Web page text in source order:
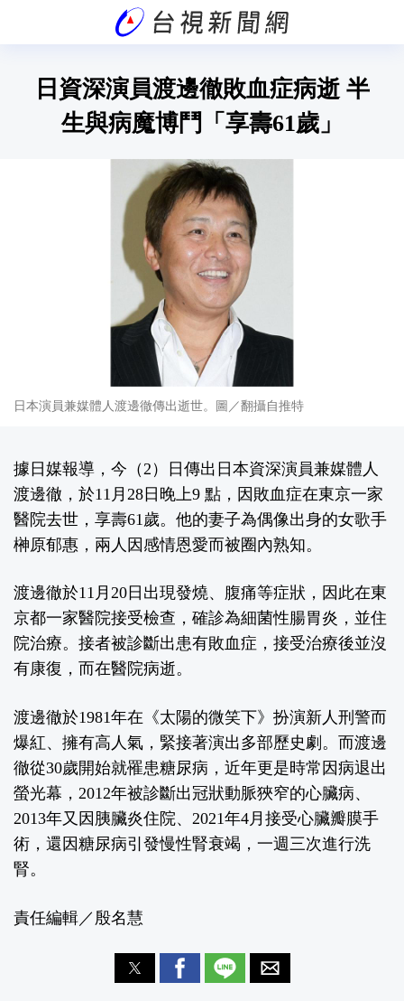
日資深演員渡邊徹敗血症病逝 半
生與病魔博鬥「享壽61歲」
日本演員兼媒體人渡邊徹傳出逝世。圖／翻攝自推特
據日媒報導，今（2）日傳出日本資深演員兼媒體人
渡邊徹，於11月28日晚上9 點，因敗血症在東京一家
醫院去世，享壽61歲。他的妻子為偶像出身的女歌手
榊原郁惠，兩人因感情恩愛而被圈內熟知。
渡邊徹於11月20日出現發燒、腹痛等症狀，因此在東
京都一家醫院接受檢查，確診為細菌性腸胃炎，並住
院治療。接者被診斷出患有敗血症，接受治療後並沒
有康復，而在醫院病逝。
渡邊徹於1981年在《太陽的微笑下》扮演新人刑警而
爆紅、擁有高人氣，緊接著演出多部歷史劇。而渡邊
徹從30歲開始就罹患糖尿病，近年更是時常因病退出
螢光幕，2012年被診斷出冠狀動脈狹窄的心臟病、
2013年又因胰臟炎住院、2021年4月接受心臟瓣膜手
術，還因糖尿病引發慢性腎衰竭，一週三次進行洗
腎。
責任編輯／殷名慧